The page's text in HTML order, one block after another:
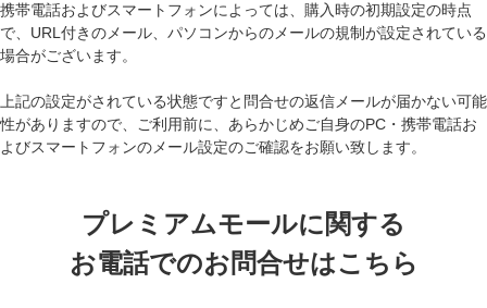
携帯電話およびスマートフォンによっては、購入時の初期設定の時点
で、URL付きのメール、パソコンからのメールの規制が設定されている
場合がございます。
上記の設定がされている状態ですと問合せの返信メールが届かない可能
性がありますので、ご利用前に、あらかじめご自身のPC・携帯電話お
よびスマートフォンのメール設定のご確認をお願い致します。
プレミアムモールに関する
お電話でのお問合せはこちら